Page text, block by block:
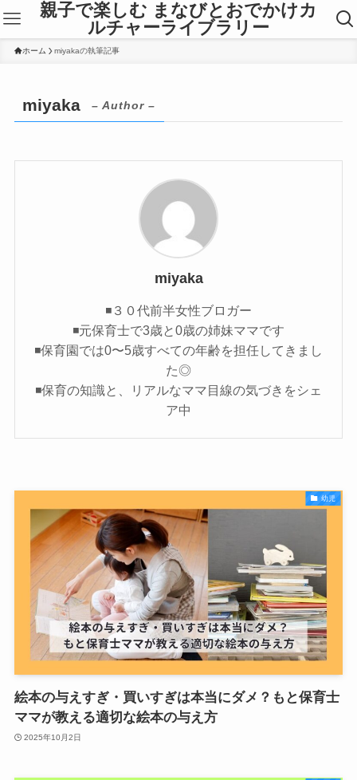
親子で楽しむ まなびとおでかけカ
ルチャーライブラリー
ホーム miyakaの執筆記事
miyaka – Author –
miyaka
◾️３０代前半女性ブロガー
◾️元保育士で3歳と0歳の姉妹ママです
◾️保育園では0〜5歳すべての年齢を担任してきまし
た◎
◾️保育の知識と、リアルなママ目線の気づきをシェ
ア中
幼児
絵本の与えすぎ・買いすぎは本当にダメ？もと保育士
ママが教える適切な絵本の与え方
2025年10月2日